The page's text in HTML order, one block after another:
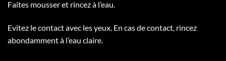
Faites mousser et rincez à l’eau.
Evitez le contact avec les yeux. En cas de contact, rincez
abondamment à l’eau claire.